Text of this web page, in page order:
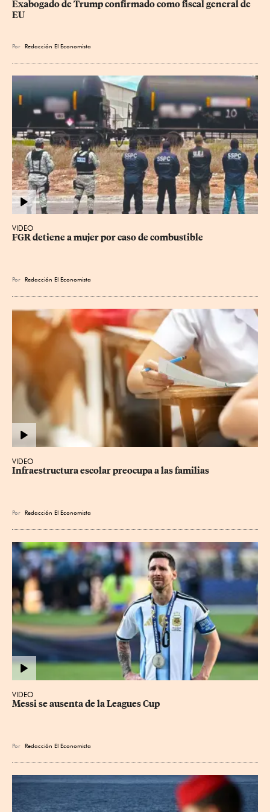
Exabogado de Trump confirmado como fiscal general de
EU
Por Redacción El Economista
VIDEO
FGR detiene a mujer por caso de combustible
Por Redacción El Economista
VIDEO
Infraestructura escolar preocupa a las familias
Por Redacción El Economista
VIDEO
Messi se ausenta de la Leagues Cup
Por Redacción El Economista